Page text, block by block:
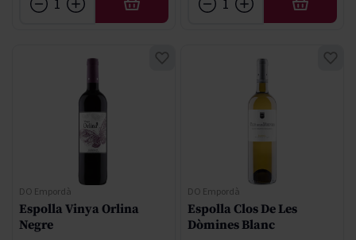
AFEGIR AFEGIR
DO Empordà
Espolla Vinya Orlina
Negre
DO Empordà
Espolla Clos De Les
Dòmines Blanc